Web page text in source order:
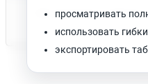
Нет доступных
просматривать
использовать
экспортировать